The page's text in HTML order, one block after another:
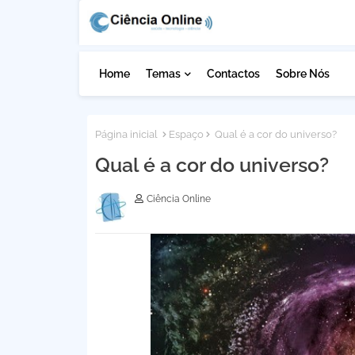
Home Temas Contactos Sobre Nós
Página inicial Espaço Qual é a cor do universo?
Qual é a cor do universo?
Ciência Online